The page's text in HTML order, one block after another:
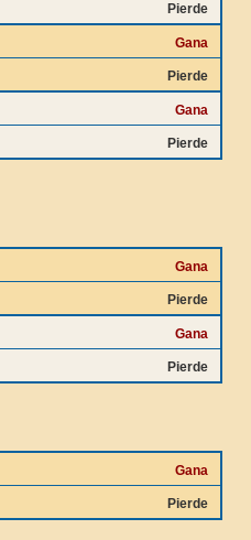
Pierde
Gana
Pierde
Gana
Pierde
Gana
Pierde
Gana
Pierde
Gana
Pierde